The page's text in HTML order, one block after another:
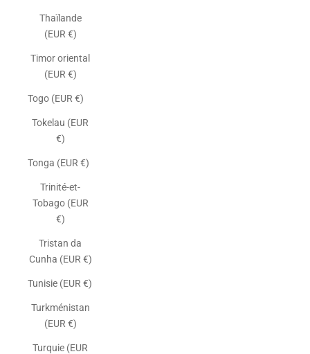
Thaïlande
(EUR €)
Timor oriental
(EUR €)
Togo (EUR €)
Tokelau (EUR
€)
Tonga (EUR €)
Trinité-et-
Tobago (EUR
€)
Tristan da
Cunha (EUR €)
Tunisie (EUR €)
Turkménistan
(EUR €)
Turquie (EUR